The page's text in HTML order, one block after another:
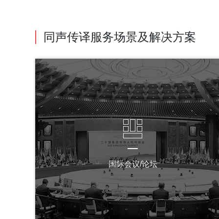
同声传译服务场景及解决方案
国际会议/论坛